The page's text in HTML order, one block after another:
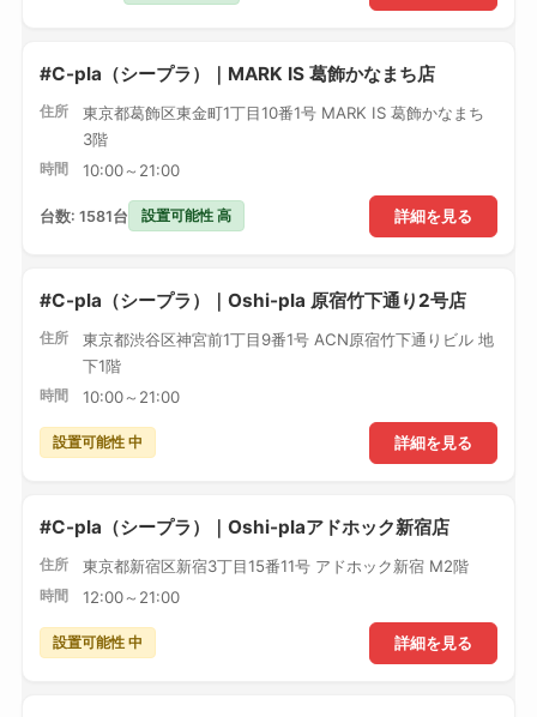
#C-pla（シープラ）｜MARK IS 葛飾かなまち店
住所
東京都葛飾区東金町1丁目10番1号 MARK IS 葛飾かなまち
3階
時間 10:00～21:00
詳細を見る
台数: 1581台 設置可能性 高
#C-pla（シープラ）｜Oshi-pla 原宿竹下通り2号店
住所
東京都渋谷区神宮前1丁目9番1号 ACN原宿竹下通りビル 地
下1階
時間 10:00～21:00
詳細を見る
設置可能性 中
#C-pla（シープラ）｜Oshi-plaアドホック新宿店
住所 東京都新宿区新宿3丁目15番11号 アドホック新宿 M2階
時間 12:00～21:00
詳細を見る
設置可能性 中